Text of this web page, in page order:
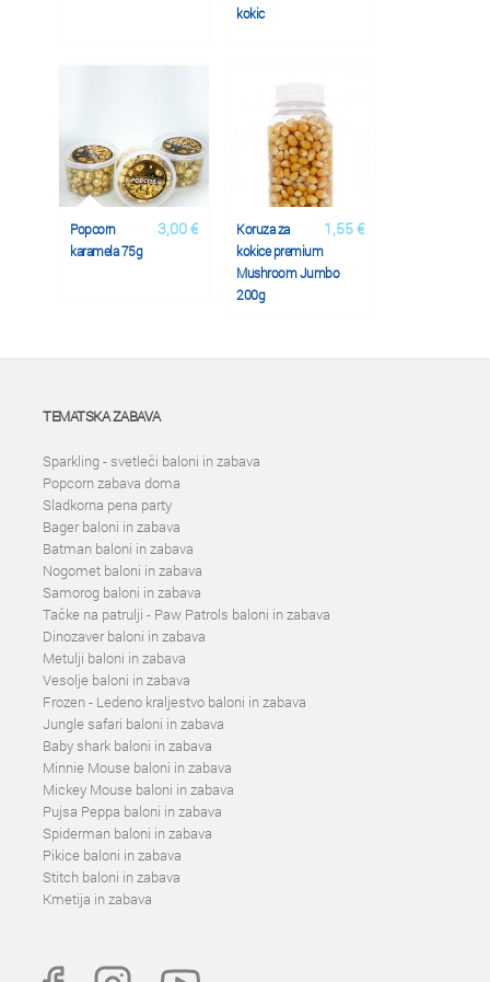
kokic
3,00 €
Popcorn
karamela 75g
1,55 €
Koruza za
kokice premium
Mushroom Jumbo
200g
TEMATSKA ZABAVA
Sparkling - svetleči baloni in zabava
Popcorn zabava doma
Sladkorna pena party
Bager baloni in zabava
Batman baloni in zabava
Nogomet baloni in zabava
Samorog baloni in zabava
Tačke na patrulji - Paw Patrols baloni in zabava
Dinozaver baloni in zabava
Metulji baloni in zabava
Vesolje baloni in zabava
Frozen - Ledeno kraljestvo baloni in zabava
Jungle safari baloni in zabava
Baby shark baloni in zabava
Minnie Mouse baloni in zabava
Mickey Mouse baloni in zabava
Pujsa Peppa baloni in zabava
Spiderman baloni in zabava
Pikice baloni in zabava
Stitch baloni in zabava
Kmetija in zabava